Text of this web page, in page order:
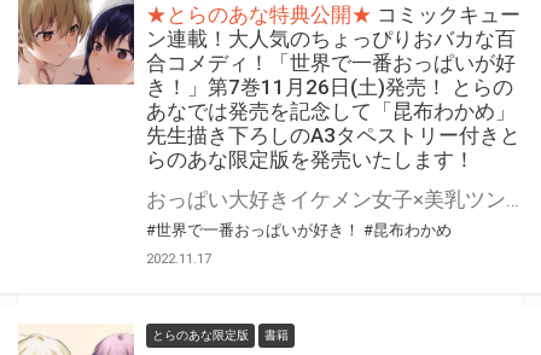
★とらのあな特典公開★ コミックキュー
ン連載！大人気のちょっぴりおバカな百
合コメディ！「世界で一番おっぱいが好
き！」第7巻11月26日(土)発売！ とらの
あなでは発売を記念して「昆布わかめ」
先生描き下ろしのA3タペストリー付きと
らのあな限定版を発売いたします！
#世界で一番おっぱいが好き！ #昆布わかめ
2022.11.17
とらのあな限定版 書籍